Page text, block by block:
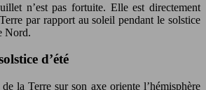
n’est pas fortuite. Elle est directement
par rapport au soleil pendant le solstice
Nord.
d’été
la Terre sur son axe oriente l’hémisphère